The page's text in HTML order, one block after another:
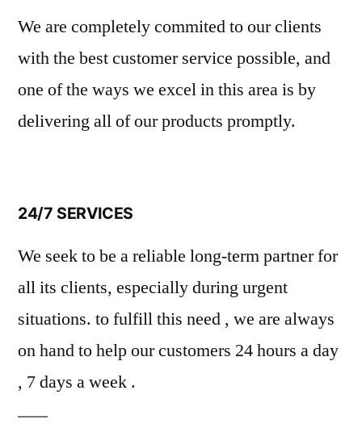
We are completely commited to our clients
with the best customer service possible, and
one of the ways we excel in this area is by
delivering all of our products promptly.
24/7 SERVICES
We seek to be a reliable long-term partner for
all its clients, especially during urgent
situations. to fulfill this need , we are always
on hand to help our customers 24 hours a day
, 7 days a week .